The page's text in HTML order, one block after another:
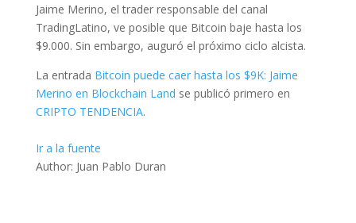
Jaime Merino, el trader responsable del canal
TradingLatino, ve posible que Bitcoin baje hasta los
$9.000. Sin embargo, auguró el próximo ciclo alcista.
La entrada Bitcoin puede caer hasta los $9K: Jaime
Merino en Blockchain Land se publicó primero en
CRIPTO TENDENCIA.
Ir a la fuente
Author: Juan Pablo Duran